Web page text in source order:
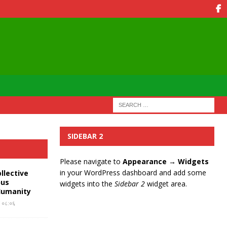
०८:०६
SIDEBAR 2
Please navigate to Appearance → Widgets
in your WordPress dashboard and add some
widgets into the Sidebar 2widget area.